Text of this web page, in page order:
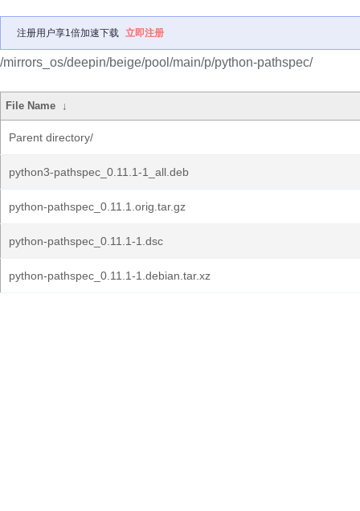
注册用户享1倍加速下载 立即注册
/mirrors_os/deepin/beige/pool/main/p/python-pathspec/
File Name ↓
Parent directory/
python3-pathspec_0.11.1-1_all.deb
python-pathspec_0.11.1.orig.tar.gz
python-pathspec_0.11.1-1.dsc
python-pathspec_0.11.1-1.debian.tar.xz